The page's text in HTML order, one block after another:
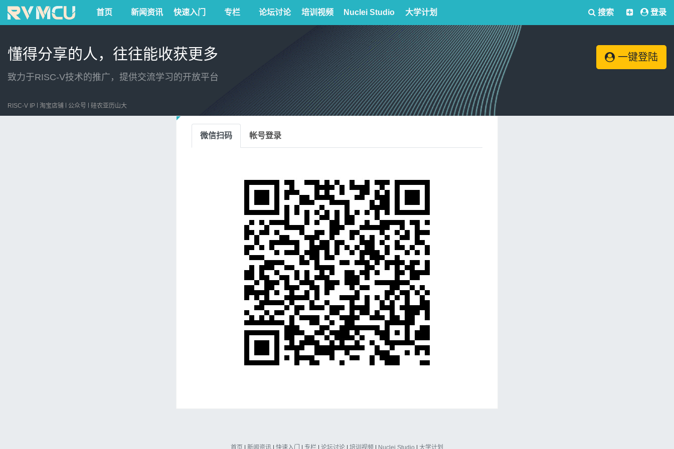
首页 新闻资讯 快速入门 专栏 论坛讨论 培训视频 Nuclei Studio 大学计划 搜索 登录
懂得分享的人，往往能收获更多
致力于RISC-V技术的推广，提供交流学习的开放平台
一键登陆
RISC-V IP 淘宝店铺 公众号 硅农亚历山大
微信扫码 帐号登录
首页 新闻资讯 快速入门 专栏 论坛讨论 培训视频 Nuclei Studio 大学计划